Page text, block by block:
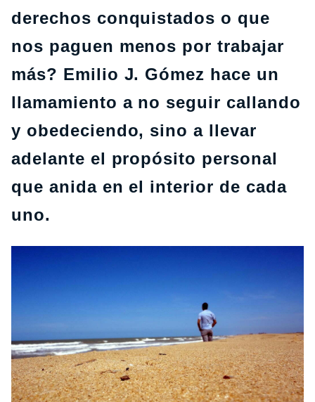
derechos conquistados o que
nos paguen menos por trabajar
más? Emilio J. Gómez hace un
llamamiento a no seguir callando
y obedeciendo, sino a llevar
adelante el propósito personal
que anida en el interior de cada
uno.